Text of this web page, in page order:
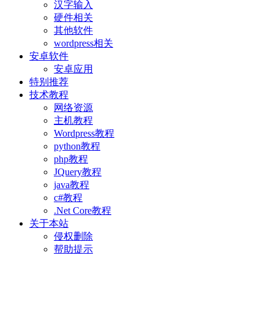
汉字输入
硬件相关
其他软件
wordpress相关
安卓软件
安卓应用
特别推荐
技术教程
网络资源
主机教程
Wordpress教程
python教程
php教程
JQuery教程
java教程
c#教程
.Net Core教程
关于本站
侵权删除
帮助提示